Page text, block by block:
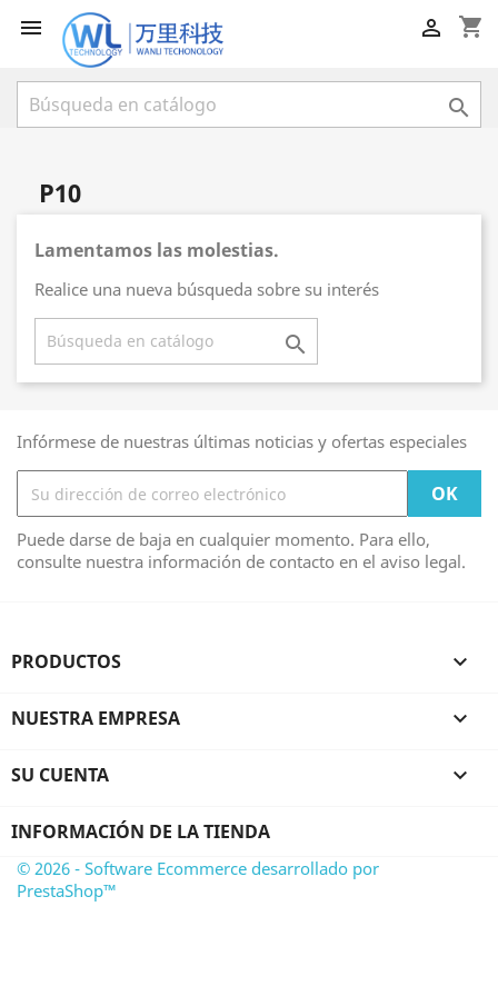
 shopping_cart


P10
Lamentamos las molestias.
Realice una nueva búsqueda sobre su interés

Infórmese de nuestras últimas noticias y ofertas especiales
Puede darse de baja en cualquier momento. Para ello,
consulte nuestra información de contacto en el aviso legal.
PRODUCTOS 
NUESTRA EMPRESA 
SU CUENTA 
INFORMACIÓN DE LA TIENDA
© 2026 - Software Ecommerce desarrollado por
PrestaShop™